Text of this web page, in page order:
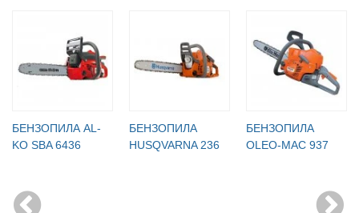
БЕНЗОПИЛА AL-
KO SBA 6436
БЕНЗОПИЛА
HUSQVARNA 236
БЕНЗОПИЛА
OLEO-МАC 937